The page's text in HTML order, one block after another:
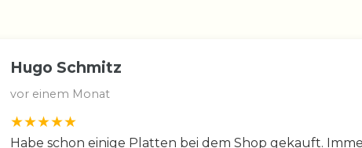
Hugo Schmitz
vor einem Monat
Habe schon einige Platten bei dem Shop gekauft.